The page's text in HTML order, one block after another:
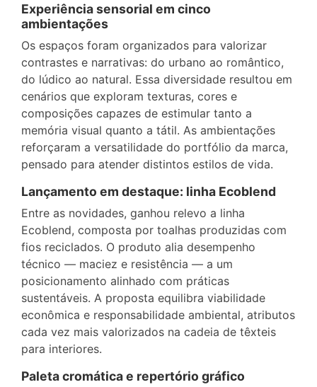
Experiência sensorial em cinco
ambientações
Os espaços foram organizados para valorizar
contrastes e narrativas: do urbano ao romântico,
do lúdico ao natural. Essa diversidade resultou em
cenários que exploram texturas, cores e
composições capazes de estimular tanto a
memória visual quanto a tátil. As ambientações
reforçaram a versatilidade do portfólio da marca,
pensado para atender distintos estilos de vida.
Lançamento em destaque: linha Ecoblend
Entre as novidades, ganhou relevo a linha
Ecoblend, composta por toalhas produzidas com
fios reciclados. O produto alia desempenho
técnico — maciez e resistência — a um
posicionamento alinhado com práticas
sustentáveis. A proposta equilibra viabilidade
econômica e responsabilidade ambiental, atributos
cada vez mais valorizados na cadeia de têxteis
para interiores.
Paleta cromática e repertório gráfico